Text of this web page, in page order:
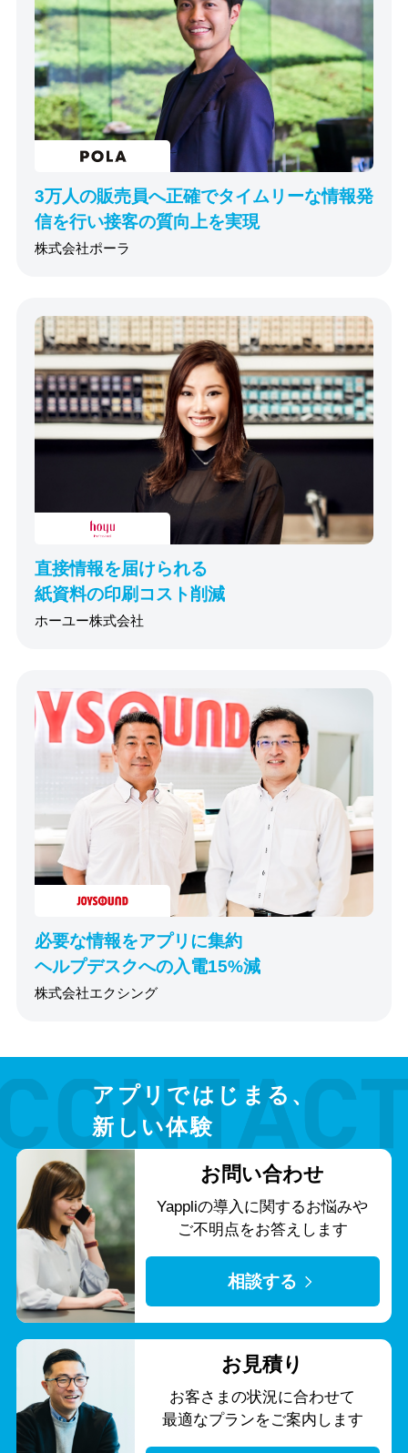
3万人の販売員へ正確でタイムリーな情報発
信を行い接客の質向上を実現
株式会社ポーラ
直接情報を届けられる
紙資料の印刷コスト削減
ホーユー株式会社
必要な情報をアプリに集約
ヘルプデスクへの入電15%減
株式会社エクシング
アプリではじまる、
新しい体験
お問い合わせ
Yappliの導入に関するお悩みや
ご不明点をお答えします
相談する
お見積り
お客さまの状況に合わせて
最適なプランをご案内します